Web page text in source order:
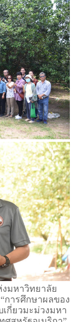
มหาวิทยาลัย
การศึกษาผลของ
กี่ยวมะม่วงมหา